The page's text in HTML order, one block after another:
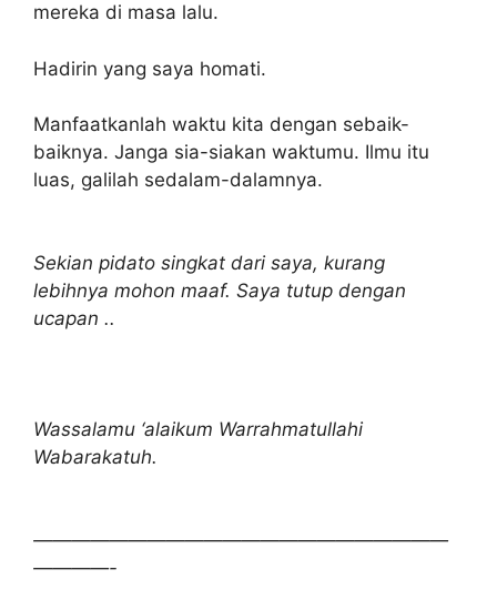
mereka di masa lalu.
Hadirin yang saya homati.
Manfaatkanlah waktu kita dengan sebaik-
baiknya. Janga sia-siakan waktumu. Ilmu itu
luas, galilah sedalam-dalamnya.
Sekian pidato singkat dari saya, kurang
lebihnya mohon maaf. Saya tutup dengan
ucapan ..
Wassalamu ‘alaikum Warrahmatullahi
Wabarakatuh.
——————————————————————
————-